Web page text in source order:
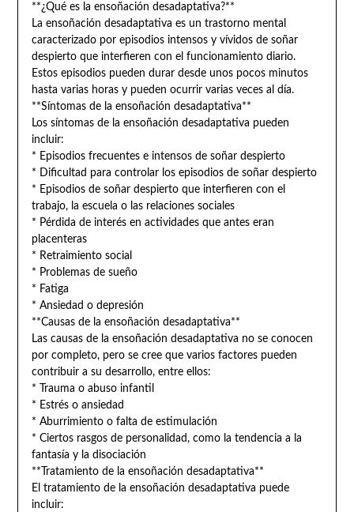
**¿Qué es la ensoñación desadaptativa?**
La ensoñación desadaptativa es un trastorno mental
caracterizado por episodios intensos y vívidos de soñar
despierto que interfieren con el funcionamiento diario.
Estos episodios pueden durar desde unos pocos minutos
hasta varias horas y pueden ocurrir varias veces al día.
**Síntomas de la ensoñación desadaptativa**
Los síntomas de la ensoñación desadaptativa pueden
incluir:
* Episodios frecuentes e intensos de soñar despierto
* Dificultad para controlar los episodios de soñar despierto
* Episodios de soñar despierto que interfieren con el
trabajo, la escuela o las relaciones sociales
* Pérdida de interés en actividades que antes eran
placenteras
* Retraimiento social
* Problemas de sueño
* Fatiga
* Ansiedad o depresión
**Causas de la ensoñación desadaptativa**
Las causas de la ensoñación desadaptativa no se conocen
por completo, pero se cree que varios factores pueden
contribuir a su desarrollo, entre ellos:
* Trauma o abuso infantil
* Estrés o ansiedad
* Aburrimiento o falta de estimulación
* Ciertos rasgos de personalidad, como la tendencia a la
fantasía y la disociación
**Tratamiento de la ensoñación desadaptativa**
El tratamiento de la ensoñación desadaptativa puede
incluir: